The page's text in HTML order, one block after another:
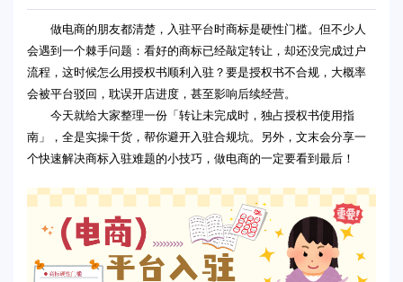
做电商的朋友都清楚，入驻平台时商标是硬性门槛。但不少人
会遇到一个棘手问题：看好的商标已经敲定转让，却还没完成过户
流程，这时候怎么用授权书顺利入驻？要是授权书不合规，大概率
会被平台驳回，耽误开店进度，甚至影响后续经营。
今天就给大家整理一份「转让未完成时，独占授权书使用指
南」，全是实操干货，帮你避开入驻合规坑。另外，文末会分享一
个快速解决商标入驻难题的小技巧，做电商的一定要看到最后！